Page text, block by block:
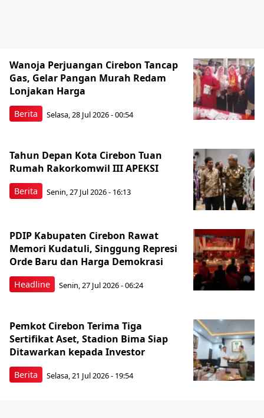
Berita
Wanoja Perjuangan Cirebon Tancap
Gas, Gelar Pangan Murah Redam
Lonjakan Harga
Selasa, 28 Jul 2026 - 00:54
Berita
Tahun Depan Kota Cirebon Tuan
Rumah Rakorkomwil III APEKSI
Senin, 27 Jul 2026 - 16:13
Headline
PDIP Kabupaten Cirebon Rawat
Memori Kudatuli, Singgung Represi
Orde Baru dan Harga Demokrasi
Senin, 27 Jul 2026 - 06:24
Berita
Pemkot Cirebon Terima Tiga
Sertifikat Aset, Stadion Bima Siap
Ditawarkan kepada Investor
Selasa, 21 Jul 2026 - 19:54